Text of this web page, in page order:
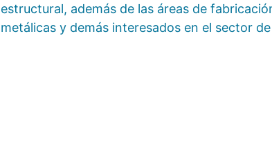
estructural, además de las áreas de
metálicas y demás interesados en el sector